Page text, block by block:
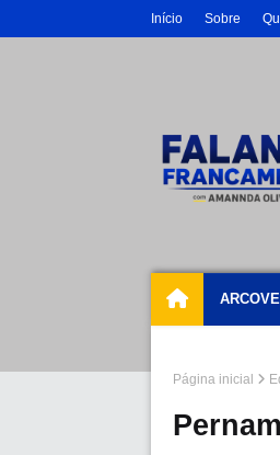
Início Sobre
Página inicial